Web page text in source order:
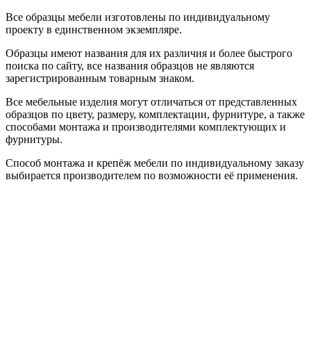
Все образцы мебели изготовлены по индивидуальному
проекту в единственном экземпляре.
Образцы имеют названия для их различия и более быстрого
поиска по сайту, все названия образцов не являются
зарегистрированным товарным знаком.
Все мебельные изделия могут отличаться от представленных
образцов по цвету, размеру, комплектации, фурнитуре, а также
способами монтажа и производителями комплектующих и
фурнитуры.
Способ монтажа и крепёж мебели по индивидуальному заказу
выбирается производителем по возможности её применения.